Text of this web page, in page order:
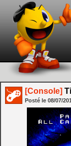
[Console]
Posté le 08/07/